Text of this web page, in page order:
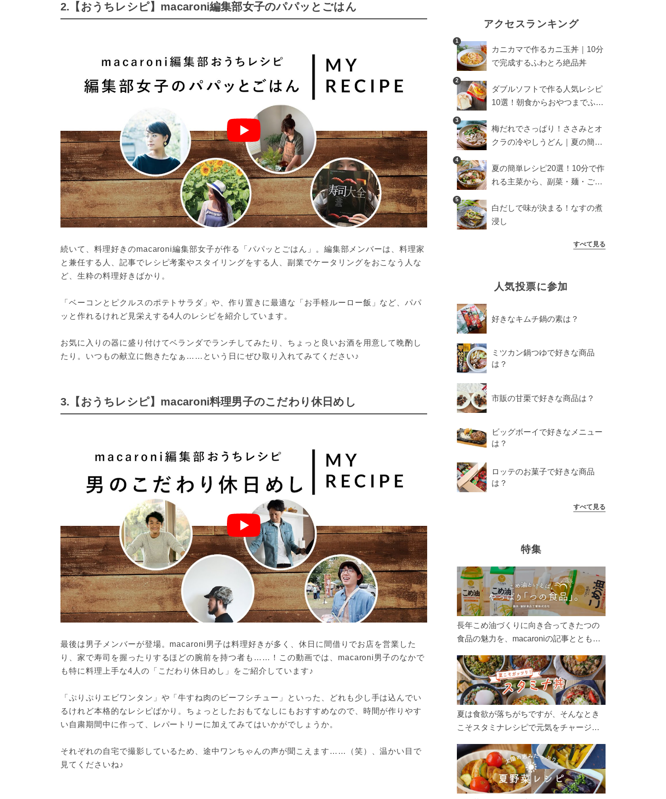
2.【おうちレシピ】macaroni編集部女子のパパッとごはん
続いて、料理好きのmacaroni編集部女子が作る「パパッとごはん」。編集部メンバーは、料理家
と兼任する人、記事でレシピ考案やスタイリングをする人、副業でケータリングをおこなう人な
ど、生粋の料理好きばかり。
「ベーコンとピクルスのポテトサラダ」や、作り置きに最適な「お手軽ルーロー飯」など、パパ
ッと作れるけれど見栄えする4人のレシピを紹介しています。
お気に入りの器に盛り付けてベランダでランチしてみたり、ちょっと良いお酒を用意して晩酌し
たり。いつもの献立に飽きたなぁ……という日にぜひ取り入れてみてください♪
3.【おうちレシピ】macaroni料理男子のこだわり休日めし
最後は男子メンバーが登場。macaroni男子は料理好きが多く、休日に間借りでお店を営業した
り、家で寿司を握ったりするほどの腕前を持つ者も……！この動画では、macaroni男子のなかで
も特に料理上手な4人の「こだわり休日めし」をご紹介しています♪
「ぷりぷりエビワンタン」や「牛すね肉のビーフシチュー」といった、どれも少し手は込んでい
るけれど本格的なレシピばかり。ちょっとしたおもてなしにもおすすめなので、時間が作りやす
い自粛期間中に作って、レパートリーに加えてみてはいかがでしょうか。
それぞれの自宅で撮影しているため、途中ワンちゃんの声が聞こえます……（笑）、温かい目で
見てくださいね♪
アクセスランキング
1
カニカマで作るカニ玉丼｜10分
で完成するふわとろ絶品丼
2
ダブルソフトで作る人気レシピ
10選！朝食からおやつまでふん
3
梅だれでさっぱり！ささみとオ
クラの冷やしうどん｜夏の簡単
4
夏の簡単レシピ20選！10分で作
れる主菜から、副菜・麺・ごは
5
白だしで味が決まる！なすの煮
浸し
すべて見る
人気投票に参加
好きなキムチ鍋の素は？
ミツカン鍋つゆで好きな商品
は？
市販の甘栗で好きな商品は？
ビッグボーイで好きなメニュー
は？
ロッテのお菓子で好きな商品
は？
すべて見る
特集
長年こめ油づくりに向き合ってきたつの
食品の魅力を、macaroniの記事とともに
ん、製造現場や品質へのこだわりまで。
こめ油をもっと好きになるコンテンツを
ぜひお楽しみください。
夏は食欲が落ちがちですが、そんなとき
こそスタミナレシピで元気をチャージ！
リ食べて、夏バテを吹き飛ばしましょ
う！